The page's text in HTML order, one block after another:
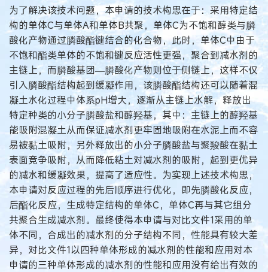
为了解决该技术问题，本申请的技术构思在于：采用特定结
构的单体C与单体A和单体B共聚，单体C为不饱和醇类与膦
酸化产物通过膦酸酯键结合的化合物，此时，单体C中由于
不饱和酯类单体的不饱和键反应活性更强，聚合到减水剂的
主链上，而膦酸基团—膦酸化产物则位于侧链上，这样不仅
引入膦酸酯结构起到缓凝作用，该膦酸酯结构还可以随着混
凝土水化过程中体系pH增大，逐渐从主链上水解，释放出
特定种类的小分子膦酸盐和醇羟基，其中：主链上的醇羟基
能吸附混凝土从而保证减水剂更牢固地吸附在水泥上而不容
易被黏土吸附，另外释放出的小分子膦酸盐与聚羧酸在黏土
表面竞争吸附，从而降低粘土对减水剂的吸附，起到更优异
的减水和缓凝效果，提高了适应性。为实现上述技术构思，
本申请对反应过程的先后顺序进行优化，即先膦酸化反应，
后酯化反应，生成特定结构的单体C，单体C再与其它组分
共聚合生成减水剂。最终使得本申请与对比文件1采用的单
体不同，合成出的减水剂的分子结构不同，性能具有较大差
异，对比文件1以四种单体形成的减水剂的性能和应用对本
申请的三种单体形成的减水剂的性能和应用没有给出有效的